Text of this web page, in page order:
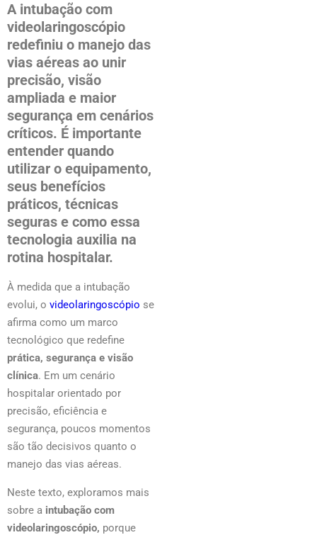
A intubação com
videolaringoscópio
redefiniu o manejo das
vias aéreas ao unir
precisão, visão
ampliada e maior
segurança em cenários
críticos. É importante
entender quando
utilizar o equipamento,
seus benefícios
práticos, técnicas
seguras e como essa
tecnologia auxilia na
rotina hospitalar.
À medida que a intubação
evolui, o videolaringoscópio se
afirma como um marco
tecnológico que redefine
prática, segurança e visão
clínica. Em um cenário
hospitalar orientado por
precisão, eficiência e
segurança, poucos momentos
são tão decisivos quanto o
manejo das vias aéreas.
Neste texto, exploramos mais
sobre a intubação com
videolaringoscópio, porque